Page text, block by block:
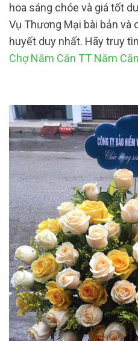
hoa sáng chóe và giá tốt
Vụ Thương Mại bài bản và
huyết duy nhất. Hãy truy
Chợ Năm Căn TT Năm Căn